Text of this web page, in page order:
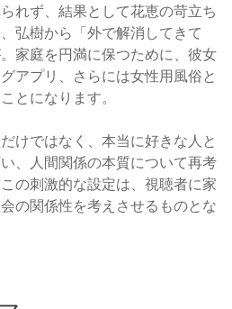
れず、結果として花恵の苛立ち
弘樹から「外で解消してきて
家庭を円満に保つために、彼女
アプリ、さらには女性用風俗と
とになります。
けではなく、本当に好きな人と
、人間関係の本質について再考
の刺激的な設定は、視聴者に家
の関係性を考えさせるものとな